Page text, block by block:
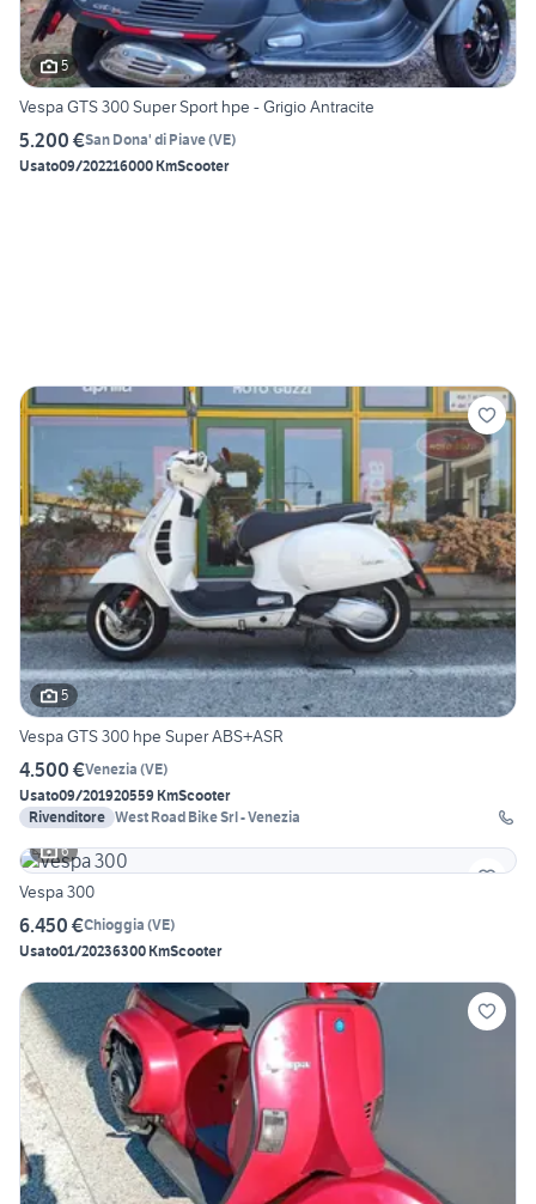
5
Vespa GTS 300 Super Sport hpe - Grigio Antracite
5.200 €San Dona' di Piave(VE)
Usato09/202216000 KmScooter
5
Vespa GTS 300 hpe Super ABS+ASR
4.500 €Venezia (VE)
Usato09/201920559 KmScooter
Rivenditore West Road Bike Srl - Venezia
6
Vespa 300
6.450 €Chioggia (VE)
Usato01/20236300 KmScooter